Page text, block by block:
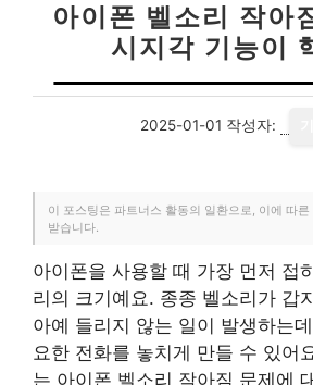
아이폰 벨소리 작아
시지각 기능이
2025-01-01 작성자:
이 포스팅은 파트너스 활동의 일환으로, 이에 따
받습니다.
아이폰을 사용할 때 가장 먼저 접
리의 크기예요. 종종 벨소리가 갑
아예 들리지 않는 일이 발생하는
요한 전화를 놓치게 만들 수 있어
는 아이폰 벨소리 작아짐 문제에